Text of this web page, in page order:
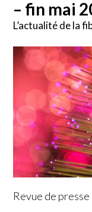
– fin mai
L’actualité de la
Revue de presse